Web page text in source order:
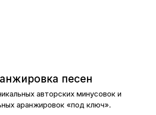
песен
авторских минусовок и
аранжировок «под ключ».